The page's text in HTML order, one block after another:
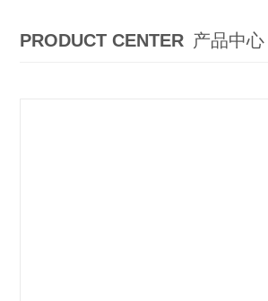
PRODUCT CENTER 产品中心